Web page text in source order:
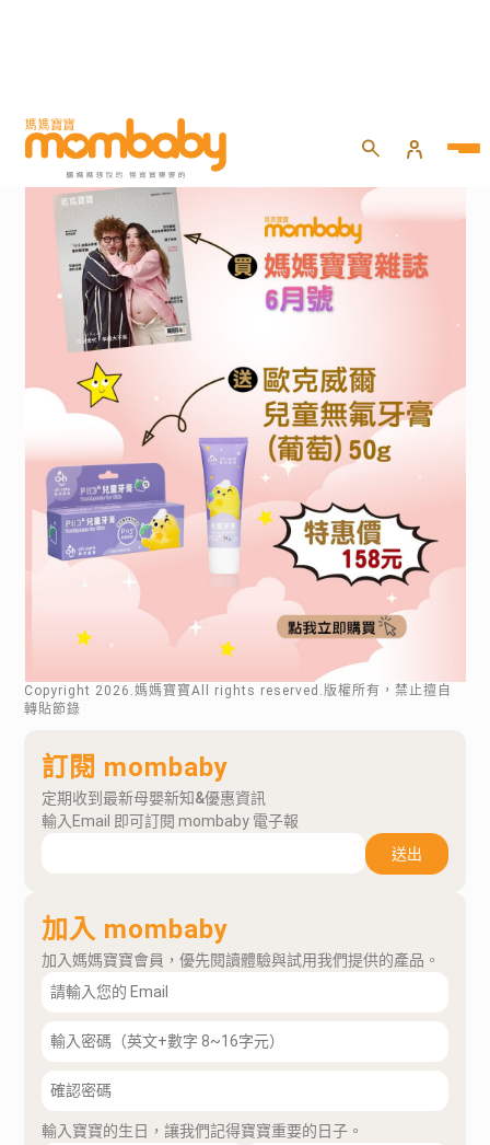
Copyright 2026 .媽媽寶寶All rights reserved.版權所有，禁止擅自
轉貼節錄
訂閱 mombaby
定期收到最新母嬰新知&優惠資訊
輸入Email 即可訂閱 mombaby 電子報
送出
加入 mombaby
加入媽媽寶寶會員，優先閱讀體驗與試用我們提供的產品。
輸入寶寶的生日，讓我們記得寶寶重要的日子。